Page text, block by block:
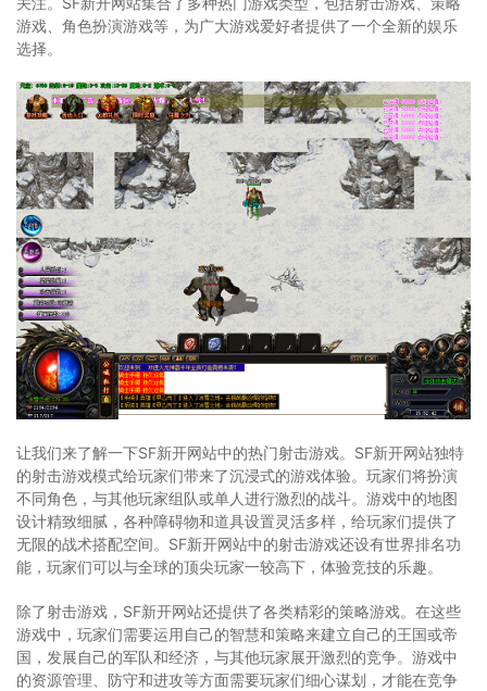
游戏、角色扮演游戏等，为广大游戏爱好者提供了一个全新的娱乐
选择。
让我们来了解一下SF新开网站中的热门射击游戏。SF新开网站独特
的射击游戏模式给玩家们带来了沉浸式的游戏体验。玩家们将扮演
不同角色，与其他玩家组队或单人进行激烈的战斗。游戏中的地图
设计精致细腻，各种障碍物和道具设置灵活多样，给玩家们提供了
无限的战术搭配空间。SF新开网站中的射击游戏还设有世界排名功
能，玩家们可以与全球的顶尖玩家一较高下，体验竞技的乐趣。
除了射击游戏，SF新开网站还提供了各类精彩的策略游戏。在这些
游戏中，玩家们需要运用自己的智慧和策略来建立自己的王国或帝
国，发展自己的军队和经济，与其他玩家展开激烈的竞争。游戏中
的资源管理、防守和进攻等方面需要玩家们细心谋划，才能在竞争